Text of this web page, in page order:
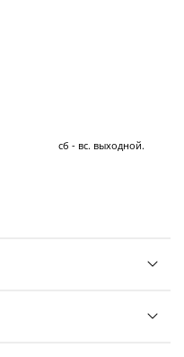
- вс. выходной.